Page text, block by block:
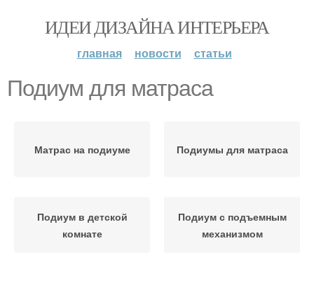
ИДЕИ ДИЗАЙНА ИНТЕРЬЕРА
главная новости статьи
Подиум для матраса
Матрас на подиуме Подиумы для матраса
Подиум в детской
комнате
Подиум с подъемным
механизмом